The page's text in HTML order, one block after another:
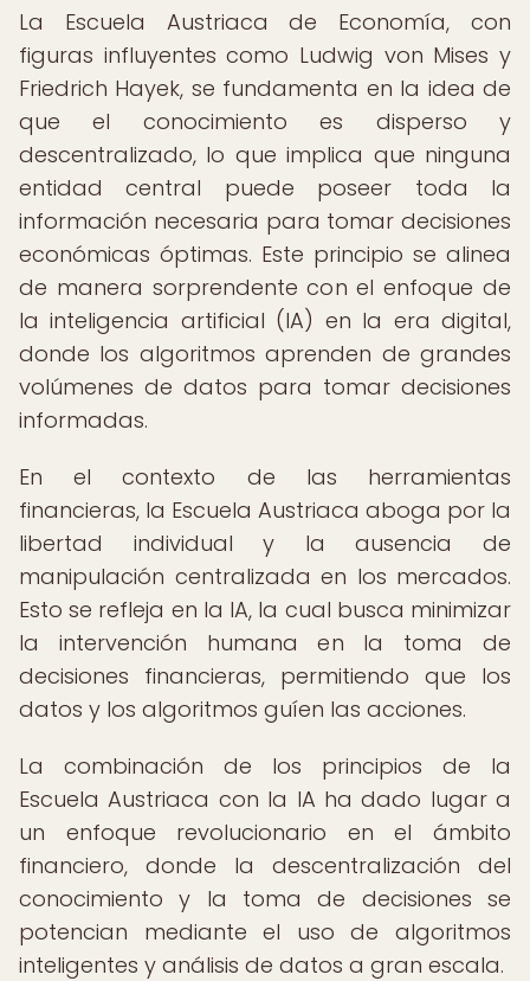
La Escuela Austriaca de Economía, con
figuras influyentes como Ludwig von Mises y
Friedrich Hayek, se fundamenta en la idea de
que el conocimiento es disperso y
descentralizado, lo que implica que ninguna
entidad central puede poseer toda la
información necesaria para tomar decisiones
económicas óptimas. Este principio se alinea
de manera sorprendente con el enfoque de
la inteligencia artificial (IA) en la era digital,
donde los algoritmos aprenden de grandes
volúmenes de datos para tomar decisiones
informadas.
En el contexto de las herramientas
financieras, la Escuela Austriaca aboga por la
libertad individual y la ausencia de
manipulación centralizada en los mercados.
Esto se refleja en la IA, la cual busca minimizar
la intervención humana en la toma de
decisiones financieras, permitiendo que los
datos y los algoritmos guíen las acciones.
La combinación de los principios de la
Escuela Austriaca con la IA ha dado lugar a
un enfoque revolucionario en el ámbito
financiero, donde la descentralización del
conocimiento y la toma de decisiones se
potencian mediante el uso de algoritmos
inteligentes y análisis de datos a gran escala.